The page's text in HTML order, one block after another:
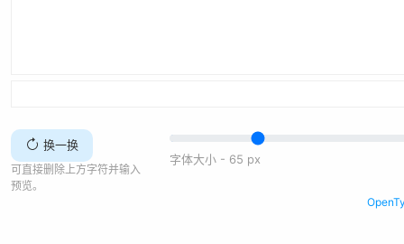
换一换
可直接删除上方字符并输入
预览。
字体大小 - 65 px